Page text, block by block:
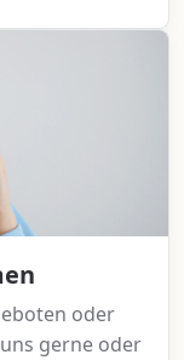
oder
gerne oder